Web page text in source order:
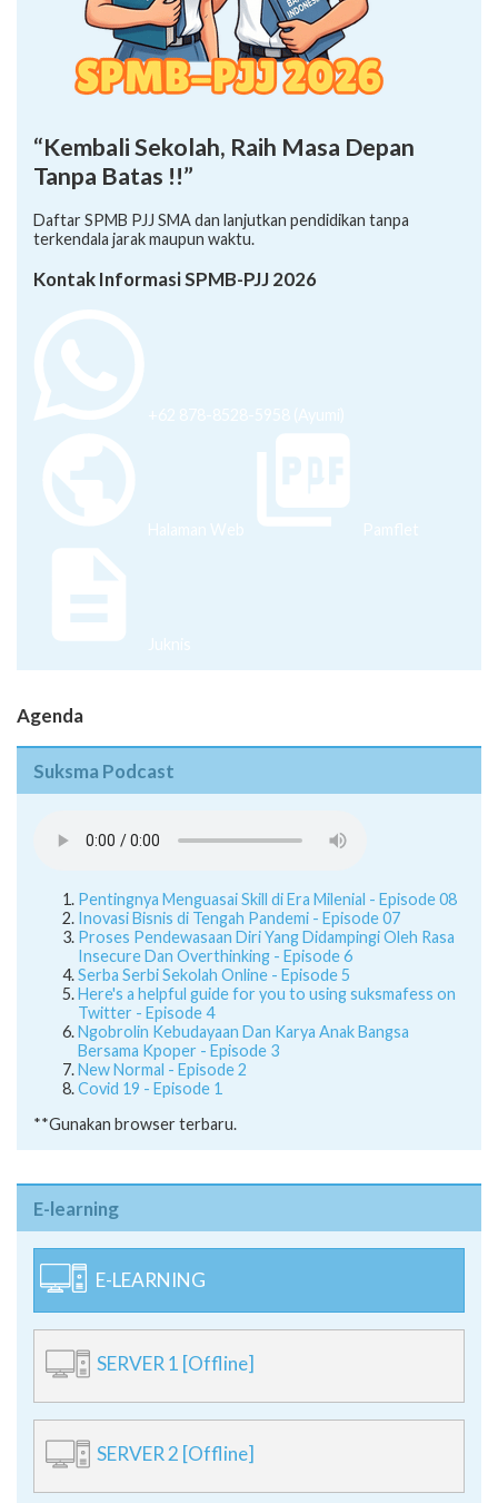
“Kembali Sekolah, Raih Masa Depan
Tanpa Batas !!”
Daftar SPMB PJJ SMA dan lanjutkan pendidikan tanpa
terkendala jarak maupun waktu.
Kontak Informasi SPMB-PJJ 2026
+62 878-8528-5958 (Ayumi)
Halaman Web Pamflet
Juknis
Agenda
Suksma Podcast
Pentingnya Menguasai Skill di Era Milenial - Episode 08
Inovasi Bisnis di Tengah Pandemi - Episode 07
Proses Pendewasaan Diri Yang Didampingi Oleh Rasa
Insecure Dan Overthinking - Episode 6
Serba Serbi Sekolah Online - Episode 5
Here's a helpful guide for you to using suksmafess on
Twitter - Episode 4
Ngobrolin Kebudayaan Dan Karya Anak Bangsa
Bersama Kpoper - Episode 3
New Normal - Episode 2
Covid 19 - Episode 1
**Gunakan browser terbaru.
E-learning
E-LEARNING
SERVER 1 [Offline]
SERVER 2 [Offline]